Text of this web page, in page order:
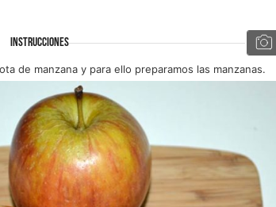
INSTRUCCIONES
de manzana y para ello preparamos las manzanas.